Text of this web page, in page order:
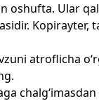
oshufta. Ular
Kopirayter,
atroflicha